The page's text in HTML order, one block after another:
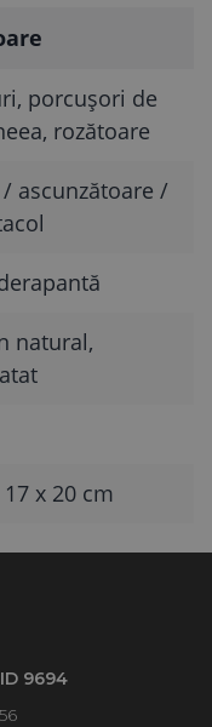
porcușori de
rozătoare
ascunzătoare /
natural,
17 x 20 cm
ID 9694